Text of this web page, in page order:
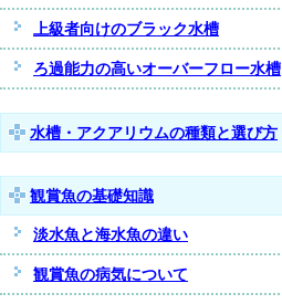
上級者向けのブラック水槽
ろ過能力の高いオーバーフロー水槽
水槽・アクアリウムの種類と選び方
観賞魚の基礎知識
淡水魚と海水魚の違い
観賞魚の病気について